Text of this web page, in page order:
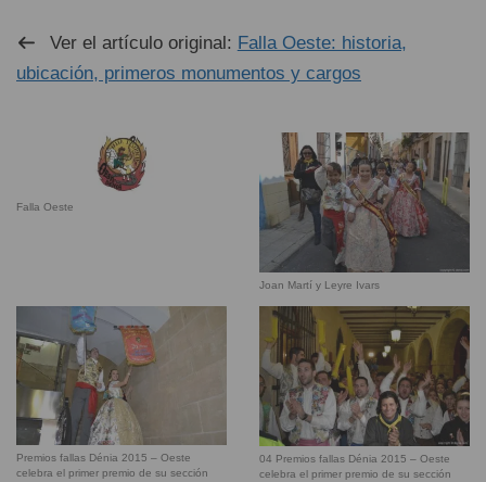
Ver el artículo original: Falla Oeste: historia,
ubicación, primeros monumentos y cargos
Falla Oeste
Joan Martí y Leyre Ivars
Premios fallas Dénia 2015 – Oeste
celebra el primer premio de su sección
04 Premios fallas Dénia 2015 – Oeste
celebra el primer premio de su sección